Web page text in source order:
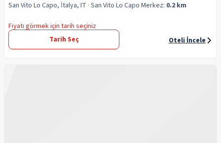
San Vito Lo Capo, İtalya, IT · San Vito Lo Capo Merkez: 0.2 km
Fiyatı görmek için tarih seçiniz
Tarih Seç
Oteli İncele